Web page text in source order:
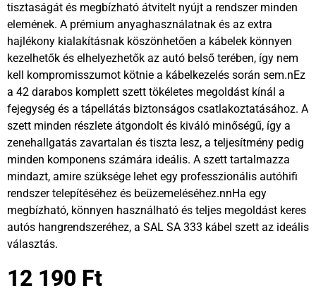
tisztaságát és megbízható átvitelt nyújt a rendszer minden
elemének. A prémium anyaghasználatnak és az extra
hajlékony kialakításnak köszönhetően a kábelek könnyen
kezelhetők és elhelyezhetők az autó belső terében, így nem
kell kompromisszumot kötnie a kábelkezelés során sem.nEz
a 42 darabos komplett szett tökéletes megoldást kínál a
fejegység és a tápellátás biztonságos csatlakoztatásához. A
szett minden részlete átgondolt és kiváló minőségű, így a
zenehallgatás zavartalan és tiszta lesz, a teljesítmény pedig
minden komponens számára ideális. A szett tartalmazza
mindazt, amire szüksége lehet egy professzionális autóhifi
rendszer telepítéséhez és beüzemeléséhez.nnHa egy
megbízható, könnyen használható és teljes megoldást keres
autós hangrendszeréhez, a SAL SA 333 kábel szett az ideális
választás.
12 190 Ft